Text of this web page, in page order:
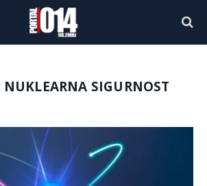
NUKLEARNA SIGURNOST